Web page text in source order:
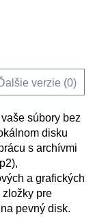
verzie (0)
súbory bez
disku
s archívmi
a grafických
zložky pre
pevný disk.